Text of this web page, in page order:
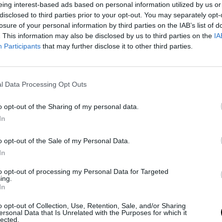
interest-based ads based on personal information utilized by us
to third parties prior to your opt-out. You may separately
of your personal information by third parties on the IAB’s list of
This information may also be disclosed by us to third parties on the
Participants that may further disclose it to other third parties.
Data Processing Opt Outs
opt-out of the Sharing of my personal data.
opt-out of the Sale of my Personal Data.
opt-out of processing my Personal Data for Targeted
opt-out of Collection, Use, Retention, Sale, and/or Sharing
Data that Is Unrelated with the Purposes for which it
A **friss AP/NORC közvélemény-
kutatás** egyértelműen azt mutatja,
hogy Donald Trump népszerűsége
zuhanóban van, még olyan területeken
tartottak számon. A gazdaság
csupán **31%**, ami…
30 dec, 2025
Neural Hírek